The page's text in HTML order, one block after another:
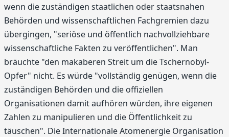
wenn die zuständigen staatlichen oder staatsnahen
Behörden und wissenschaftlichen Fachgremien dazu
übergingen, "seriöse und öffentlich nachvollziehbare
wissenschaftliche Fakten zu veröffentlichen". Man
bräuchte "den makaberen Streit um die Tschernobyl-
Opfer" nicht. Es würde "vollständig genügen, wenn die
zuständigen Behörden und die offiziellen
Organisationen damit aufhören würden, ihre eigenen
Zahlen zu manipulieren und die Öffentlichkeit zu
täuschen". Die Internationale Atomenergie Organisation